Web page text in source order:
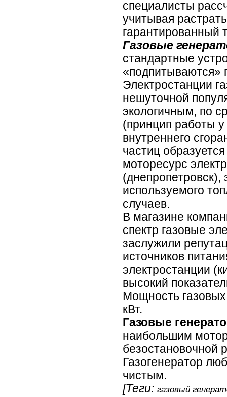
специалисты
учитывая
гарантированный
Газовые
стандартные
«подпитываются»
Электростанции
нешуточной
экологичным, по
(принцип работы у
внутреннего
частиц
моторесурс
(днепропетровск),
используемого
случаев.
В магазине
спектр газовые
заслужили
источников
электростанции
высокий
Мощность газовых
кВт.
Газовые
наибольшим
Газогенератор
чистым.
[Теги: газовый